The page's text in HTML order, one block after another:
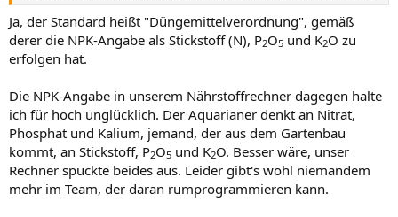
Ja, der Standard heißt "Düngemittelverordnung", gemäß
derer die NPK-Angabe als Stickstoff (N), P2O5 und K2O zu
erfolgen hat.
Die NPK-Angabe in unserem Nährstoffrechner dagegen halte
ich für hoch unglücklich. Der Aquarianer denkt an Nitrat,
Phosphat und Kalium, jemand, der aus dem Gartenbau
kommt, an Stickstoff, P2O5 und K2O. Besser wäre, unser
Rechner spuckte beides aus. Leider gibt's wohl niemandem
mehr im Team, der daran rumprogrammieren kann.